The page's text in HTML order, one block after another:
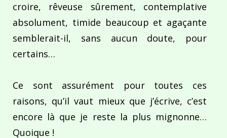
croire, rêveuse sûrement, contemplative
absolument, timide beaucoup et agaçante
semblerait-il, sans aucun doute, pour
certains…
Ce sont assurément pour toutes ces
raisons, qu’il vaut mieux que j’écrive, c’est
encore là que je reste la plus mignonne…
Quoique !